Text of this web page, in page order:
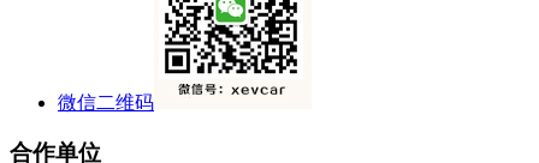
微信二维码
合作单位